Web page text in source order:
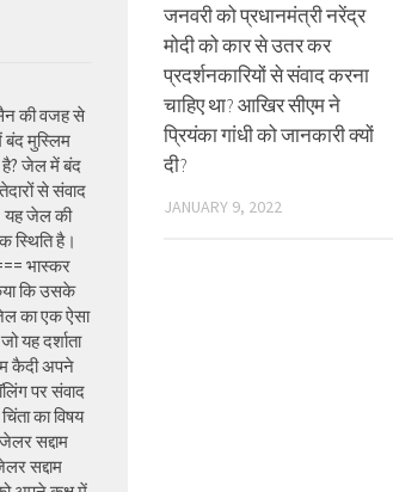
जनवरी को प्रधानमंत्री नरेंद्र
मोदी को कार से उतर कर
प्रदर्शनकारियों से संवाद करना
चाहिए था? आखिर सीएम ने
प्रियंका गांधी को जानकारी क्यों
दी?
JANUARY 9, 2022
की वजह से
मुस्लिम
है? जेल में बंद
से संवाद
यह जेल की
स्थिति है।
भास्कर
कि उसके
का एक ऐसा
यह दर्शाता
कैदी अपने
पर संवाद
का विषय
सद्दाम
सद्दाम